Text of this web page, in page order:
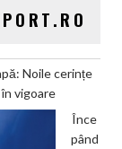
Noile cerințe
vigoare
Înce
pând